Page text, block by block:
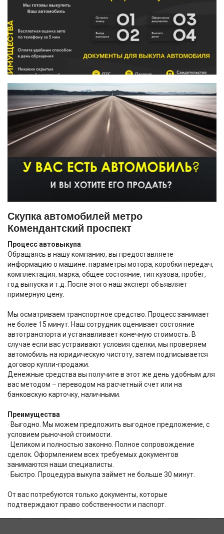
Скупка автомобилей метро
Комендантский проспект
Процесс автовыкупа
Обращаясь в нашу компанию, вы предоставляете
информацию о машине: параметры мотора, коробки передач,
комплектация, марка, общее состояние, тип кузова, пробег,
год выпуска и т.д. После этого наш эксперт объявляет
примерную цену.
Мы осматриваем транспортное средство. Процесс занимает
не более 15 минут. Наш сотрудник оценивает состояние
автотранспорта и устанавливает конечную стоимость. В
случае если вас устраивают условия сделки, мы проверяем
автомобиль на юридическую чистоту, затем подписывается
договор купли-продажи.
Денежные средства вы получите в этот же день удобным для
вас методом – переводом на расчетный счет или на
банковскую карточку, наличными.
Преимущества
· Выгодно. Мы можем предложить выгодное предложение, с
условием рыночной стоимости.
· Целиком и полностью законно. Полное сопровождение
сделок. Оформлением всех требуемых документов
занимаются наши специалисты.
· Быстро. Процедура выкупа займет не больше 30 минут.
От вас потребуются только документы, которые
подтверждают право собственности и паспорт.